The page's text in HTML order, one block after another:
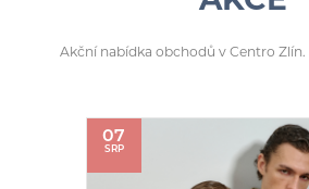
Akční nabídka obchodů v Centro Zlín.
07
SRP